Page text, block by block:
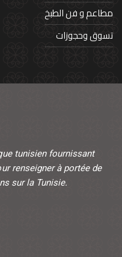
مطاعم و فن الطبخ
تسوق وحجوزات
tunisien fournissant
renseigner à portée de
sur la Tunisie.